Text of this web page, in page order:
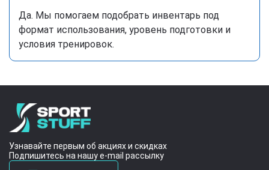
Да. Мы помогаем подобрать инвентарь под
формат использования, уровень подготовки и
условия тренировок.
Узнавайте первым об акциях и скидках
Подпишитесь на нашу e-mail рассылку